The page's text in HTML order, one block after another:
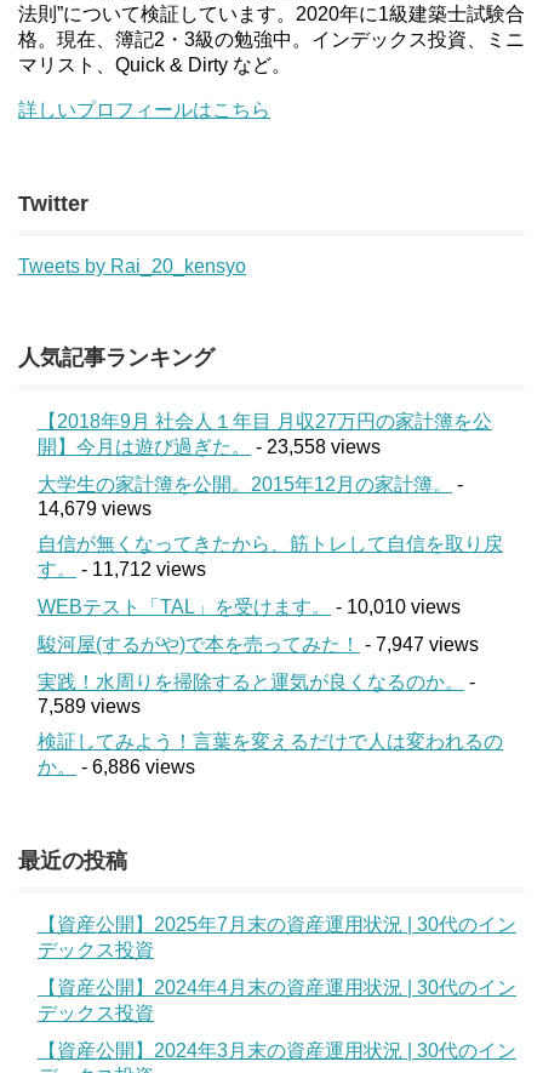
法則”について検証しています。2020年に1級建築士試験合
格。現在、簿記2・3級の勉強中。インデックス投資、ミニ
マリスト、Quick & Dirty など。
詳しいプロフィールはこちら
Twitter
Tweets by Rai_20_kensyo
人気記事ランキング
【2018年9月 社会人１年目 月収27万円の家計簿を公
開】今月は遊び過ぎた。
- 23,558 views
大学生の家計簿を公開。2015年12月の家計簿。
-
14,679 views
自信が無くなってきたから、筋トレして自信を取り戻
す。
- 11,712 views
WEBテスト「TAL」を受けます。
- 10,010 views
駿河屋(するがや)で本を売ってみた！
- 7,947 views
実践！水周りを掃除すると運気が良くなるのか。
-
7,589 views
検証してみよう！言葉を変えるだけで人は変われるの
か。
- 6,886 views
最近の投稿
【資産公開】2025年7月末の資産運用状況 | 30代のイン
デックス投資
【資産公開】2024年4月末の資産運用状況 | 30代のイン
デックス投資
【資産公開】2024年3月末の資産運用状況 | 30代のイン